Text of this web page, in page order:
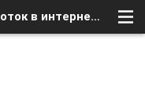
Як позбутися хаосу? - Заработок в интернете, бесплатное в сети - Флейм - Форум о спутниковом тв и интернете